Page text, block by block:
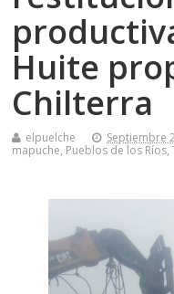
Huite
Chilterra
elpuelche Septiembre
mapuche, Pueblos de los Ríos,